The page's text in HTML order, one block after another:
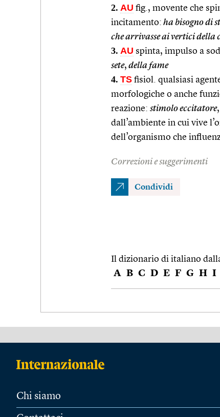
2. AU fig., movente che
incitamento: ha bisogno di
che arrivasse ai vertici della
3. AU spinta, impulso a
sete, della fame
4. TS fisiol. qualsiasi
morfologiche o anche
reazione: stimolo eccitatore,
dall’ambiente in cui vive
dell’organismo che
Correzioni e suggerimenti
Condividi
Il dizionario di italiano
A B C D E F G H I
Chi siamo